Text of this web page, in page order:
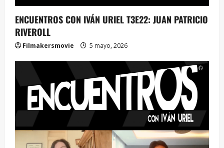
ENCUENTROS CON IVÁN URIEL T3E22: JUAN PATRICIO
RIVEROLL
Filmakersmovie 5 mayo, 2026